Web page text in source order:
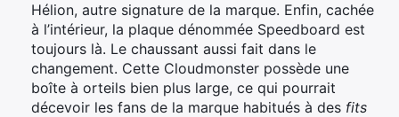
Hélion, autre signature de la marque. Enfin, cachée
à l’intérieur, la plaque dénommée Speedboard est
toujours là. Le chaussant aussi fait dans le
changement. Cette Cloudmonster possède une
boîte à orteils bien plus large, ce qui pourrait
décevoir les fans de la marque habitués à des fits